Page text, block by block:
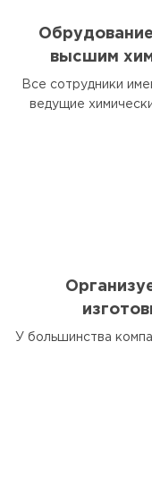
высшим
Все сотрудники
ведущие
У большинства